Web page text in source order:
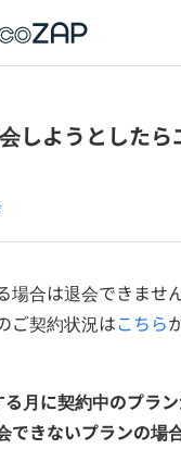
会しようとした
場合は退会できません
ご契約状況はこちら
月に契約中のプラ
できないプランの場